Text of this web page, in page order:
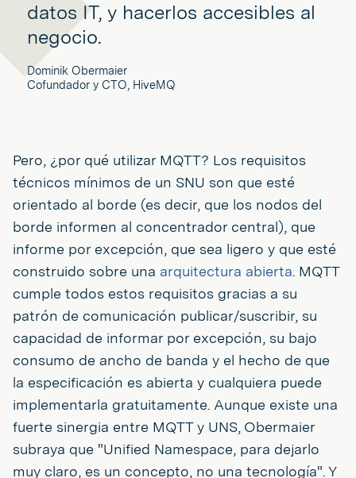
datos IT, y hacerlos accesibles al
negocio.
Dominik Obermaier
Cofundador y CTO, HiveMQ
Pero, ¿por qué utilizar MQTT? Los requisitos
técnicos mínimos de un SNU son que esté
orientado al borde (es decir, que los nodos del
borde informen al concentrador central), que
informe por excepción, que sea ligero y que esté
construido sobre una arquitectura abierta. MQTT
cumple todos estos requisitos gracias a su
patrón de comunicación publicar/suscribir, su
capacidad de informar por excepción, su bajo
consumo de ancho de banda y el hecho de que
la especificación es abierta y cualquiera puede
implementarla gratuitamente. Aunque existe una
fuerte sinergia entre MQTT y UNS, Obermaier
subraya que "Unified Namespace, para dejarlo
muy claro, es un concepto, no una tecnología". Y